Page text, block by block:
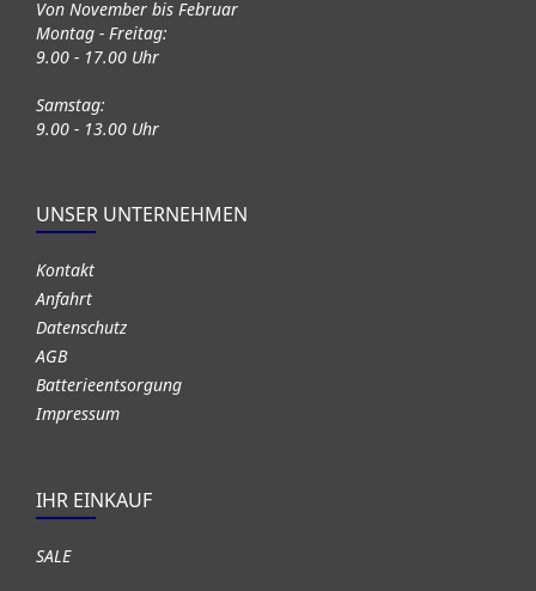
Von November bis Februar
Montag - Freitag:
9.00 - 17.00 Uhr
Samstag:
9.00 - 13.00 Uhr
UNSER UNTERNEHMEN
Kontakt
Anfahrt
Datenschutz
AGB
Batterieentsorgung
Impressum
IHR EINKAUF
SALE